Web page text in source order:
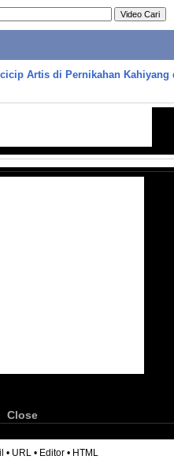
Artis di Pernikahan Kahiyang
Close
• URL • Editor • HTML